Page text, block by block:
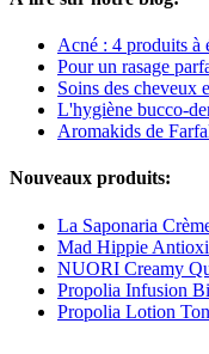
Acné : 4 produits à
Pour un rasage
Soins des cheveux
L'hygiène bucco-
Aromakids de
Nouveaux produits:
La Saponaria
Mad Hippie
NUORI Creamy
Propolia Infusion
Propolia Lotion